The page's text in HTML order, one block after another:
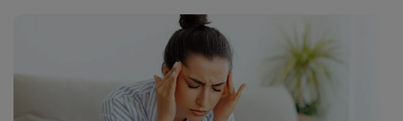
Стоматология